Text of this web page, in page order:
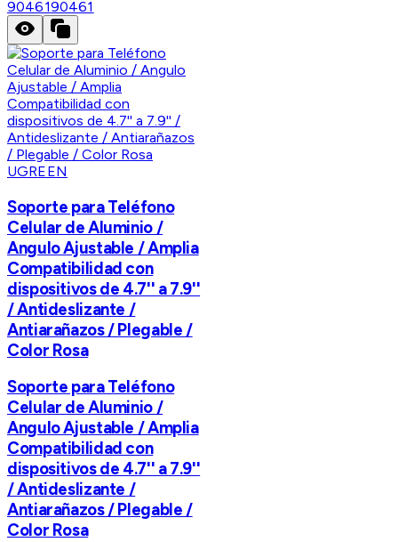
9046190461
UGREEN
Soporte para Teléfono
Celular de Aluminio /
Angulo Ajustable / Amplia
Compatibilidad con
dispositivos de 4.7'' a 7.9''
/ Antideslizante /
Antiarañazos / Plegable /
Color Rosa
Soporte para Teléfono
Celular de Aluminio /
Angulo Ajustable / Amplia
Compatibilidad con
dispositivos de 4.7'' a 7.9''
/ Antideslizante /
Antiarañazos / Plegable /
Color Rosa